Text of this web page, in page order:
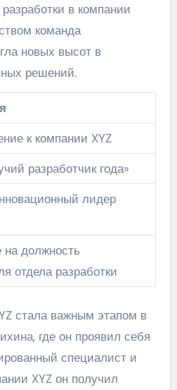
в компании
команда
новых высот в
решений.
к компании XYZ
разработчик года»
лидер
на должность
отдела разработки
стала важным этапом в
где он проявил себя
специалист и
XYZ он получил